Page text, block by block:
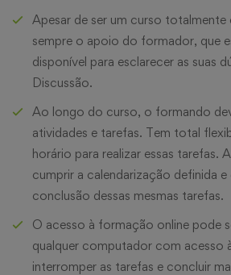
Apesar de ser um curso totalmente
sempre o apoio do formador, que
disponível para esclarecer as suas
Discussão.
Ao longo do curso, o formando
atividades e tarefas. Tem total
horário para realizar essas tarefas.
cumprir a calendarização definida
conclusão dessas mesmas tarefas.
O acesso à formação online pode
qualquer computador com acesso
interromper as tarefas e concluir